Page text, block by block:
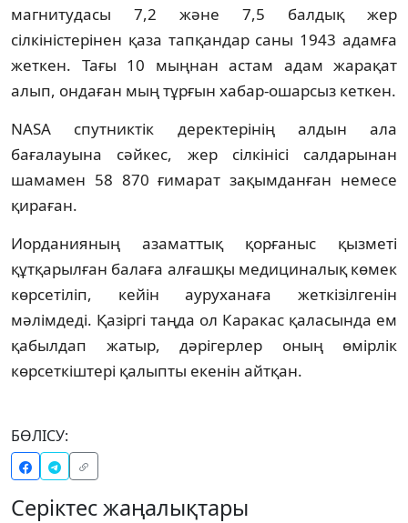
магнитудасы 7,2 және 7,5 балдық жер
сілкіністерінен қаза тапқандар саны 1943 адамға
жеткен. Тағы 10 мыңнан астам адам жарақат
алып, ондаған мың тұрғын хабар-ошарсыз кеткен.
NASA спутниктік деректерінің алдын ала
бағалауына сәйкес, жер сілкінісі салдарынан
шамамен 58 870 ғимарат зақымданған немесе
қираған.
Иорданияның азаматтық қорғаныс қызметі
құтқарылған балаға алғашқы медициналық көмек
көрсетіліп, кейін ауруханаға жеткізілгенін
мәлімдеді. Қазіргі таңда ол Каракас қаласында ем
қабылдап жатыр, дәрігерлер оның өмірлік
көрсеткіштері қалыпты екенін айтқан.
БӨЛІСУ:
Серіктес жаңалықтары